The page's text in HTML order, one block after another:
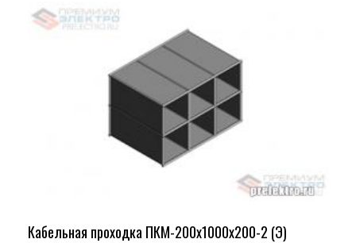
Кабельная проходка ПКМ-200х1000х200-2 (Э)